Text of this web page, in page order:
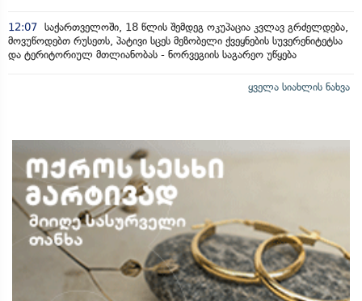
12:07 საქართველოში, 18 წლის შემდეგ ოკუპაცია კვლავ გრძელდება,
მოვუწოდებთ რუსეთს, პატივი სცეს მეზობელი ქვეყნების სუვერენიტეტსა
და ტერიტორიულ მთლიანობას - ნორვეგიის საგარეო უწყება
ყველა სიახლის ნახვა